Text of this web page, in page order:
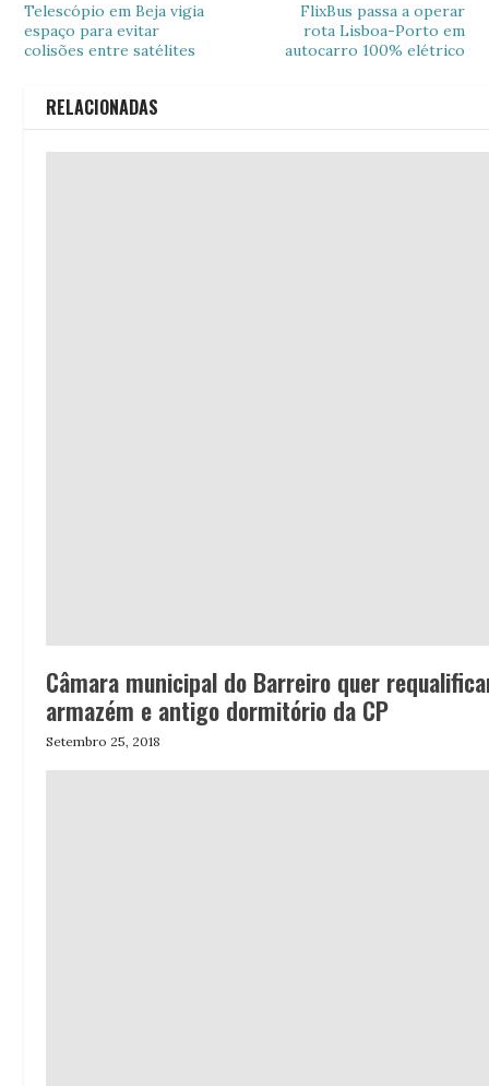
Telescópio em Beja vigia
espaço para evitar
colisões entre satélites
FlixBus passa a operar
rota Lisboa-Porto em
autocarro 100% elétrico
RELACIONADAS
Câmara municipal do Barreiro quer
armazém e antigo dormitório da CP
Setembro 25, 2018